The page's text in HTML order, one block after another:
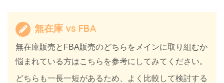
無在庫 vs FBA
無在庫販売とFBA販売のどちらをメインに取り組むか
悩まれている方はこちらを参考にしてみてください。
どちらも一長一短があるため、よく比較して検討する